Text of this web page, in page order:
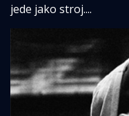
jede jako stroj....